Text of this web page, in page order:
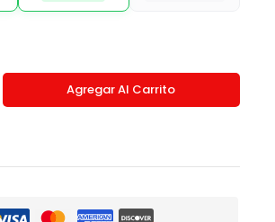
Agregar Al Carrito